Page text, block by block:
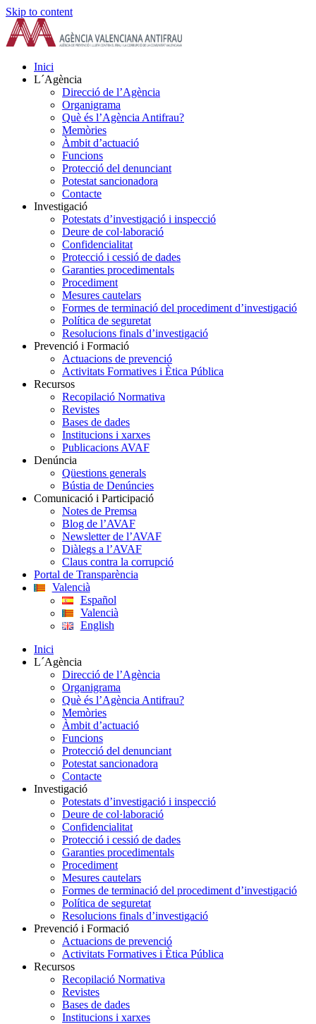
Skip to content
Inici
L´Agència
Direcció de l’Agència
Organigrama
Què és l’Agència Antifrau?
Memòries
Àmbit d’actuació
Funcions
Protecció del denunciant
Potestat sancionadora
Contacte
Investigació
Potestats d’investigació i inspecció
Deure de col·laboració
Confidencialitat
Protecció i cessió de dades
Garanties procedimentals
Procediment
Mesures cautelars
Formes de terminació del procediment d’investigació
Política de seguretat
Resolucions finals d’investigació
Prevenció i Formació
Actuacions de prevenció
Activitats Formatives i Ètica Pública
Recursos
Recopilació Normativa
Revistes
Bases de dades
Institucions i xarxes
Publicacions AVAF
Denúncia
Qüestions generals
Bústia de Denúncies
Comunicació i Participació
Notes de Premsa
Blog de l’AVAF
Newsletter de l’AVAF
Diàlegs a l’AVAF
Claus contra la corrupció
Portal de Transparència
Valencià
Español
Valencià
English
Inici
L´Agència
Direcció de l’Agència
Organigrama
Què és l’Agència Antifrau?
Memòries
Àmbit d’actuació
Funcions
Protecció del denunciant
Potestat sancionadora
Contacte
Investigació
Potestats d’investigació i inspecció
Deure de col·laboració
Confidencialitat
Protecció i cessió de dades
Garanties procedimentals
Procediment
Mesures cautelars
Formes de terminació del procediment d’investigació
Política de seguretat
Resolucions finals d’investigació
Prevenció i Formació
Actuacions de prevenció
Activitats Formatives i Ètica Pública
Recursos
Recopilació Normativa
Revistes
Bases de dades
Institucions i xarxes